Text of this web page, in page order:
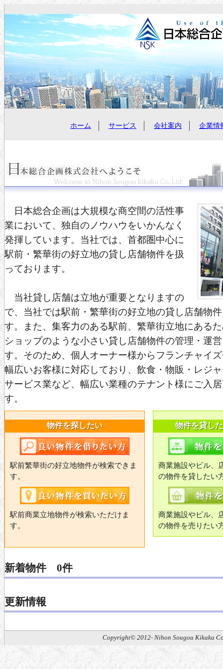
ホーム サービス 会社案内 企業情
日本総合企画は大規模な商空間の活性事
業において、独自のノウハウをいかんなく
発揮しています。当社では、首都圏中心に
駅前・繁華街の好立地の貸し店舗物件を扱
っております。
当社貸し店舗は立地が重要となりますの
で、当社では駅前・繁華街の好立地の貸し店舗物
す。また、集客力のある駅前、繁華街立地にある
ショップのような小さい貸し店舗物件の管理・運
す。そのため、個人オーナー様からフランチャイ
幅広いお客様に対応しており、飲食・物販・レジ
サービス業など、幅広い業種のテナント様にご入
す。
物件を探したい
駅前繁華街の好立地物件が検索できま
す。
駅前商業立地物件が検索いただけま
す。
物件を貸し
商業施設やビル、
の物件を貸したい
商業施設やビル、
の物件を売りたい
新着物件 0件
更新情報
Copyright© 2012- Nihon Sougou Kikaku